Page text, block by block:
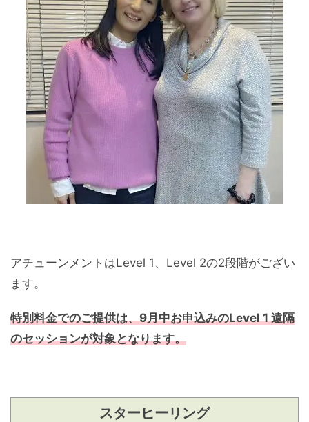
アチューンメントはLevel 1、Level 2の2段階がござい
ます。
特別料金でのご提供は、9月中お申込みのLevel 1 遠隔
のセッションが対象となります。
スターヒーリング